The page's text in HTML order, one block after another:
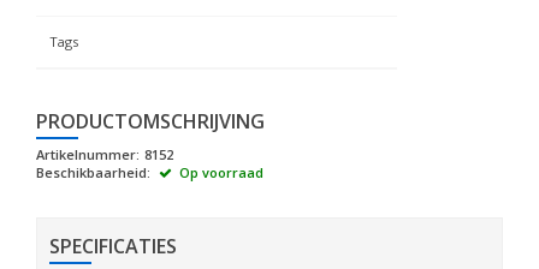
Tags
PRODUCTOMSCHRIJVING
Artikelnummer: 8152
Beschikbaarheid:
Op voorraad
SPECIFICATIES